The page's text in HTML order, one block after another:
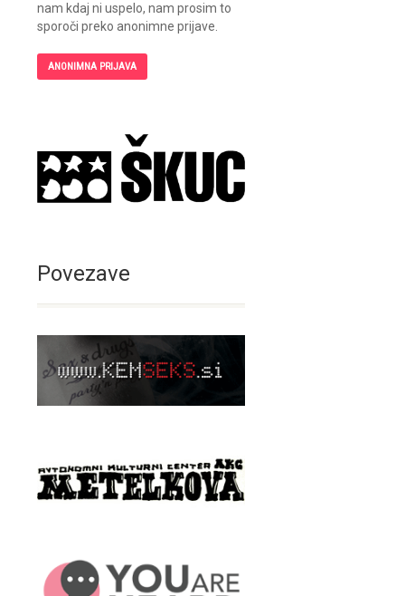
nam kdaj ni uspelo, nam prosim to
sporoči preko anonimne prijave.
ANONIMNA PRIJAVA
Povezave